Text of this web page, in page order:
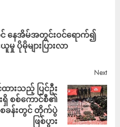
နေအိမ်အတွင်းဝင်ရောက်၍
ပိုမိုများပြားလာ
Next
ထားသည့် ပြင်ဦး
ရှိ စစ်ကောင်စီ၏
ခန်းတွင် တိုက်ပွဲ
ဖြစ်ပွား